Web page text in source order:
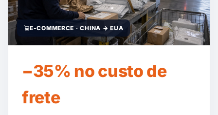
E-COMMERCE · CHINA → EUA
−35% no custo de
frete